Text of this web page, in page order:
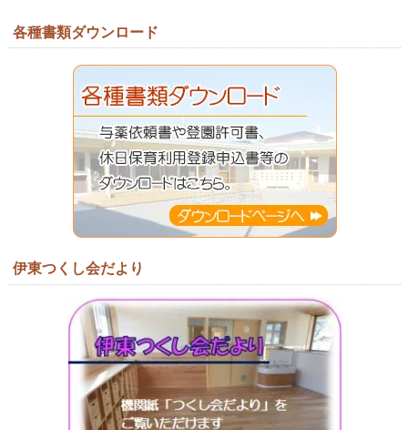
各種書類ダウンロード
伊東つくし会だより